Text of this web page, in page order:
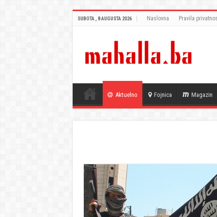
SUBOTA , 8 AUGUSTA 2026 Naslovna Pravila
Aktuelno Fojnica Magazin